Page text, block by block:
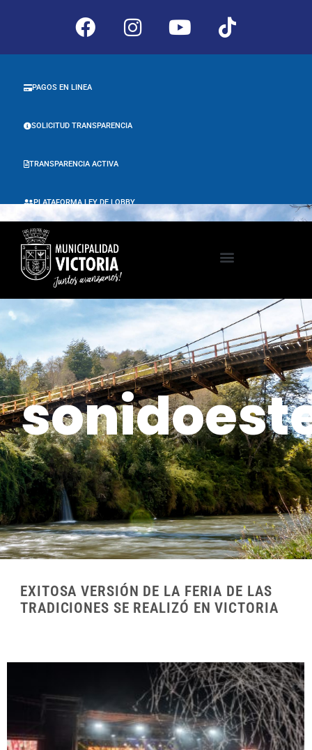
PLATAFORMA LEY DE LOBBY
TRANSPARENCIA ACTIVA
SOLICITUD TRANSPARENCIA
PAGOS EN LINEA
EXITOSA VERSIÓN DE LA FERIA DE LAS
TRADICIONES SE REALIZÓ EN VICTORIA